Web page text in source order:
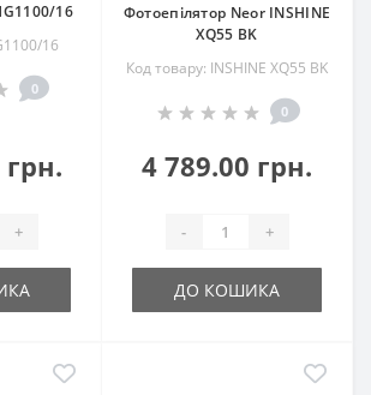
16
16
0
грн.
+
Фотоепілятор Neor INSHINE
ХQ55 BK
Код товару: INSHINE ХQ55 BK
0
4 789.00 грн.
- +
ДО КОШИКА